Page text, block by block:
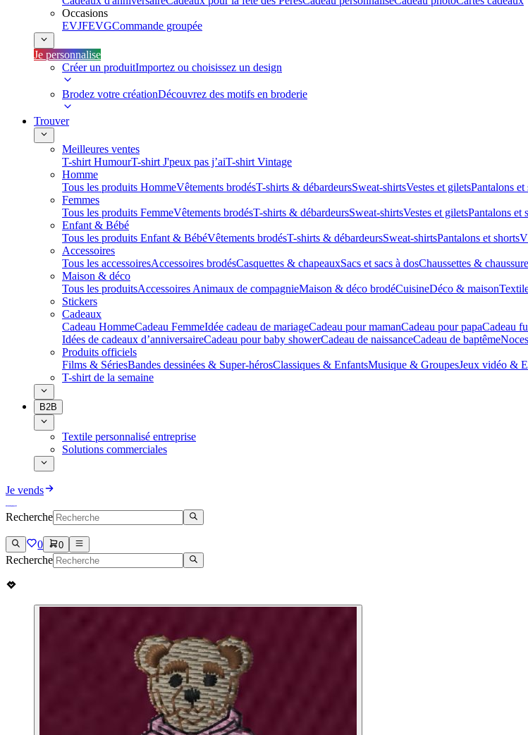
Occasions
EVJFEVGCommande groupée
Je personnalise
Créer un produitImportez ou choisissez un design
Brodez votre créationDécouvrez des motifs en broderie
Trouver
Meilleures ventes
T-shirt HumourT-shirt J'peux pas j’aiT-shirt Vintage
Homme
Tous les produits HommeVêtements brodésT-shirts & débardeursSweat-shirtsVestes et giletsPantalons et
Femmes
Tous les produits FemmeVêtements brodésT-shirts & débardeursSweat-shirtsVestes et giletsPantalons et
Enfant & Bébé
Tous les produits Enfant & BébéVêtements brodésT-shirts & débardeursSweat-shirtsPantalons et shorts
Accessoires
Tous les accessoiresAccessoires brodésCasquettes & chapeauxSacs et sacs à dosChaussettes &
Maison & déco
Tous les produitsAccessoires Animaux de compagnieMaison & déco brodéCuisineDéco & maison
Stickers
Cadeaux
Cadeau HommeCadeau FemmeIdée cadeau de mariage​Cadeau pour mamanCadeau pour papaCadeau
Idées de cadeaux d’anniversaireCadeau pour baby showerCadeau de naissanceCadeau de baptême
Produits officiels
Films & SériesBandes dessinées & Super-hérosClassiques & EnfantsMusique & GroupesJeux vidéo &
T-shirt de la semaine
B2B
Textile personnalisé entreprise
Solutions commerciales
Je vends
Recherche
0 0
Recherche